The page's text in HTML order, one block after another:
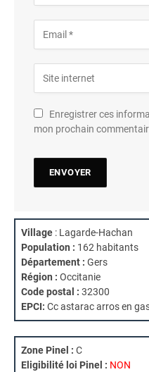
Enregistrer ces
mon prochain
Village : Lagarde-Hachan
Population : 162 habitants
Département : Gers
Région : Occitanie
Code postal : 32300
EPCI: Cc astarac arros en
Zone Pinel : C
Eligibilité loi Pinel : NON